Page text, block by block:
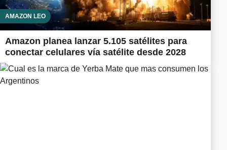
AMAZON LEO
Amazon planea lanzar 5.105 satélites para
conectar celulares vía satélite desde 2028